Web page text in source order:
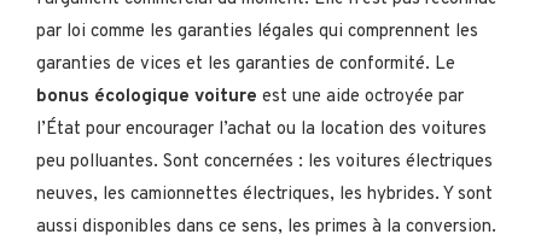
par loi comme les garanties légales qui comprennent les
garanties de vices et les garanties de conformité. Le
bonus écologique voiture est une aide octroyée par
l’État pour encourager l’achat ou la location des voitures
peu polluantes. Sont concernées : les voitures électriques
neuves, les camionnettes électriques, les hybrides. Y sont
aussi disponibles dans ce sens, les primes à la conversion.